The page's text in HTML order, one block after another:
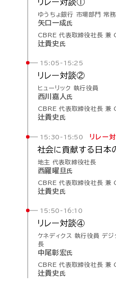
リレー対談①
ゆうちょ銀行 市場部門 常
矢口一成氏
CBRE 代表取締役社長 兼
辻貴史 氏
15:05-15:25
リレー対談②
ヒューリック 執行役員
西川嘉人 氏
CBRE 代表取締役社長 兼
辻貴史 氏
15:30-15:50 リレー
社会に貢献する 日本
地主 代表取締役社長
西羅曜旦 氏
CBRE 代表取締役社長 兼
辻貴史 氏
15:50-16:10
リレー対談④
ケネディクス 執行役員 デジ
長
中尾彰宏 氏
CBRE 代表取締役社長 兼
辻貴史 氏